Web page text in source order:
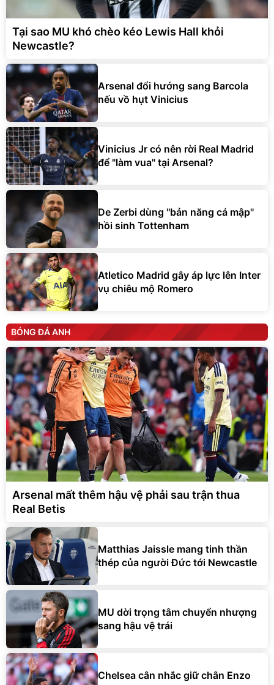
Tại sao MU khó chèo kéo Lewis Hall khỏi
Newcastle?
Arsenal đổi hướng sang Barcola
nếu vồ hụt Vinicius
Vinicius Jr có nên rời Real Madrid
để "làm vua" tại Arsenal?
De Zerbi dùng ''bản năng cá mập''
hồi sinh Tottenham
Atletico Madrid gây áp lực lên Inter
vụ chiêu mộ Romero
BÓNG ĐÁ ANH
Arsenal mất thêm hậu vệ phải sau trận thua
Real Betis
Matthias Jaissle mang tinh thần
thép của người Đức tới Newcastle
MU dời trọng tâm chuyển nhượng
sang hậu vệ trái
Chelsea cân nhắc giữ chân Enzo